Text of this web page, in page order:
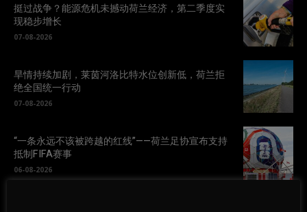
挺过战争？能源危机未撼动荷兰经济，第二季度实
现稳步增长
07-08-2026
旱情持续加剧，莱茵河洛比特水位创新低，荷兰拒
绝全国统一行动
07-08-2026
“一条永远不该被跨越的红线”——荷兰足协宣布支持
抵制FIFA赛事
06-08-2026